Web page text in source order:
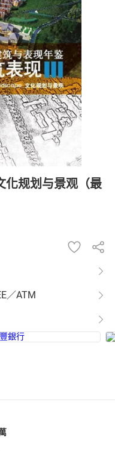
妝保養 情趣用品
化规划与景观（最
／ATM